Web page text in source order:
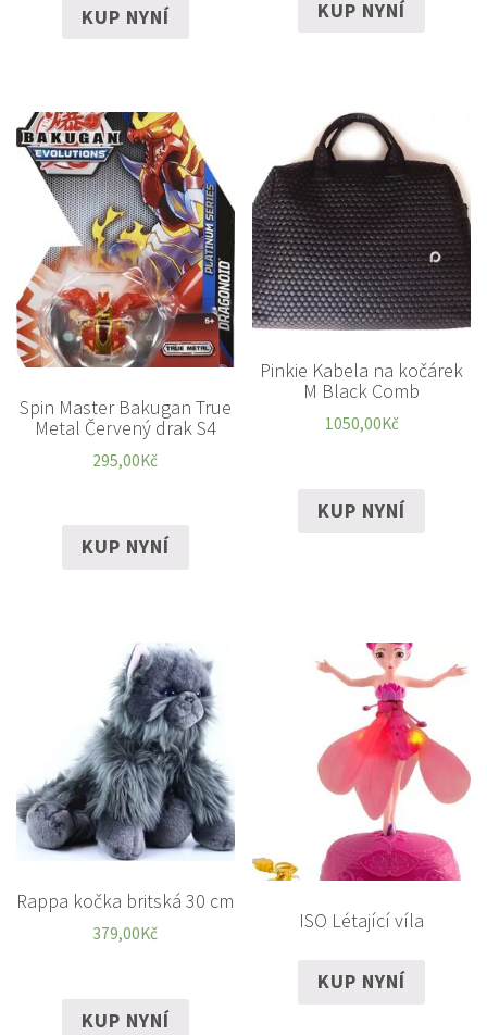
KUP NYNÍ KUP NYNÍ
Spin Master Bakugan True
Metal Červený drak S4
295,00Kč
KUP NYNÍ
Pinkie Kabela na kočárek
M Black Comb
1050,00Kč
KUP NYNÍ
Rappa kočka britská 30 cm
379,00Kč
KUP NYNÍ
ISO Létající víla
KUP NYNÍ